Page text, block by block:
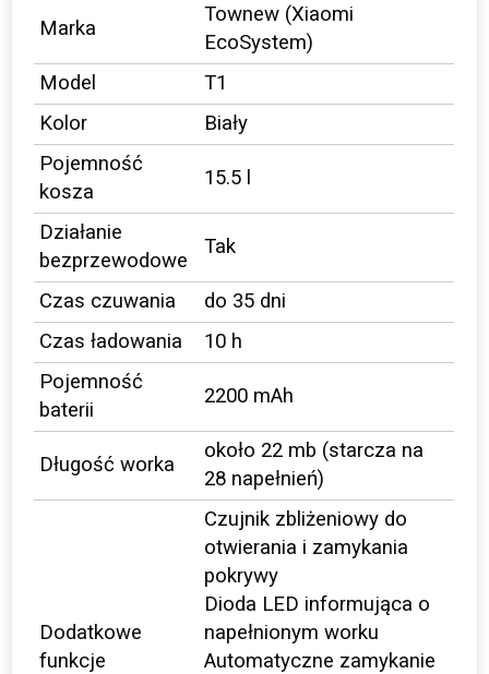
Marka
Townew (Xiaomi
EcoSystem)
Model
T1
Kolor
Biały
Pojemność
kosza
15.5 l
Działanie
bezprzewodowe
Tak
Czas czuwania
do 35 dni
Czas ładowania
10 h
Pojemność
baterii
2200 mAh
Długość worka
około 22 mb (starcza na
28 napełnień)
Dodatkowe
funkcje
Czujnik zbliżeniowy do
otwierania i zamykania
pokrywy
Dioda LED informująca o
napełnionym worku
Automatyczne zamykanie